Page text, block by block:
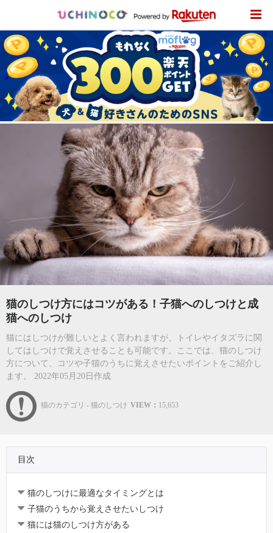
猫のしつけ方にはコツがある！子猫へのしつけと成
猫へのしつけ
猫にはしつけが難しいとよく言われますが、トイレやイタズラに関
してはしつけで覚えさせることも可能です。ここでは、猫のしつけ
方について、コツや子猫のうちに覚えさせたいポイントをご紹介し
ます。 2022年05月20日作成
猫のカテゴリ - 猫のしつけ VIEW： 15,653
目次
猫のしつけに最適なタイミングとは
子猫のうちから覚えさせたいしつけ
猫には猫のしつけ方がある